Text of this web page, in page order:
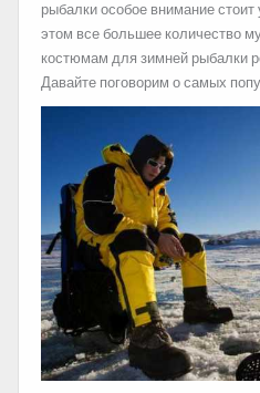
рыбалки особое внимание
этом все большее количество
костюмам для зимней рыбалки
Давайте поговорим о самых